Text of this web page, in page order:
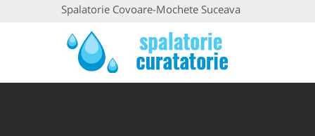
Spalatorie Covoare-Mochete Suceava